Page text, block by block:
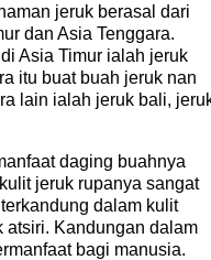
jeruk berasal dari
dan Asia Tenggara.
Asia Timur ialah jeruk
itu buat buah jeruk nan
lain ialah jeruk bali,
daging buahnya
jeruk rupanya sangat
dalam kulit
atsiri. Kandungan dalam
bagi manusia.